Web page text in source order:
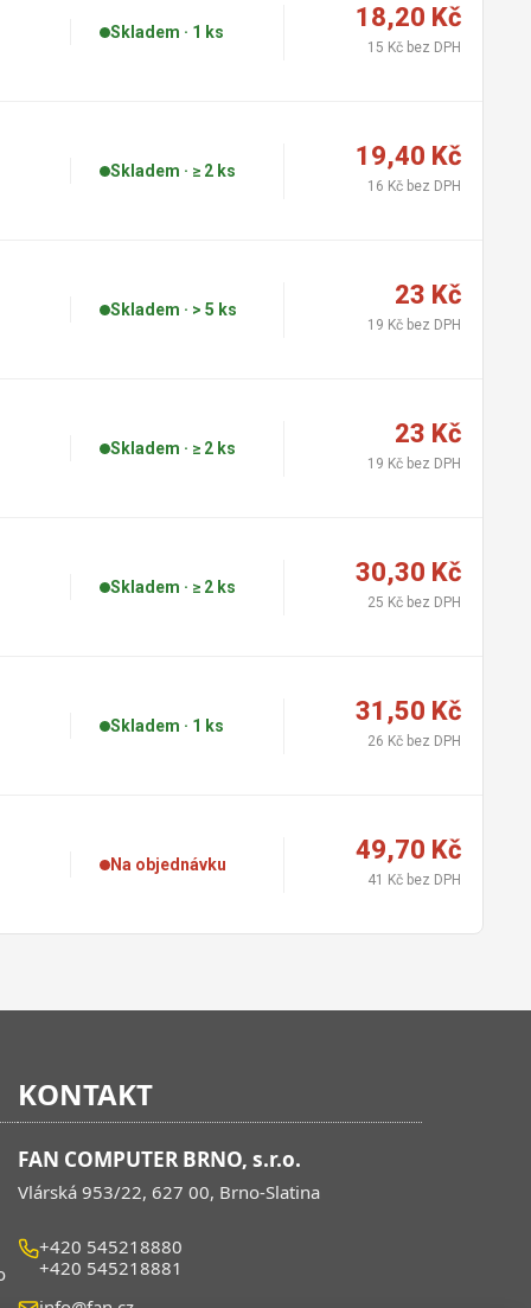
Skladem · 1 ks
18,20 Kč
15 Kč bez DPH
Skladem · ≥ 2 ks
19,40 Kč
16 Kč bez DPH
Skladem · > 5 ks
23 Kč
19 Kč bez DPH
Skladem · ≥ 2 ks
23 Kč
19 Kč bez DPH
Skladem · ≥ 2 ks
30,30 Kč
25 Kč bez DPH
Skladem · 1 ks
31,50 Kč
26 Kč bez DPH
Na objednávku
49,70 Kč
41 Kč bez DPH
KONTAKT
FAN COMPUTER BRNO, s.r.o.
Vlárská 953/22, 627 00, Brno-Slatina
+420 545218880
+420 545218881